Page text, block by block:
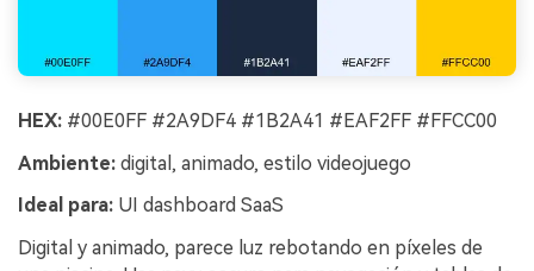
HEX: #00E0FF #2A9DF4 #1B2A41 #EAF2FF #FFCC00
Ambiente: digital, animado, estilo videojuego
Ideal para: UI dashboard SaaS
Digital y animado, parece luz rebotando en píxeles de